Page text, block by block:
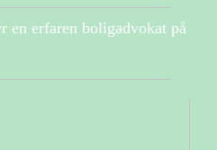
en erfaren boligadvokat på